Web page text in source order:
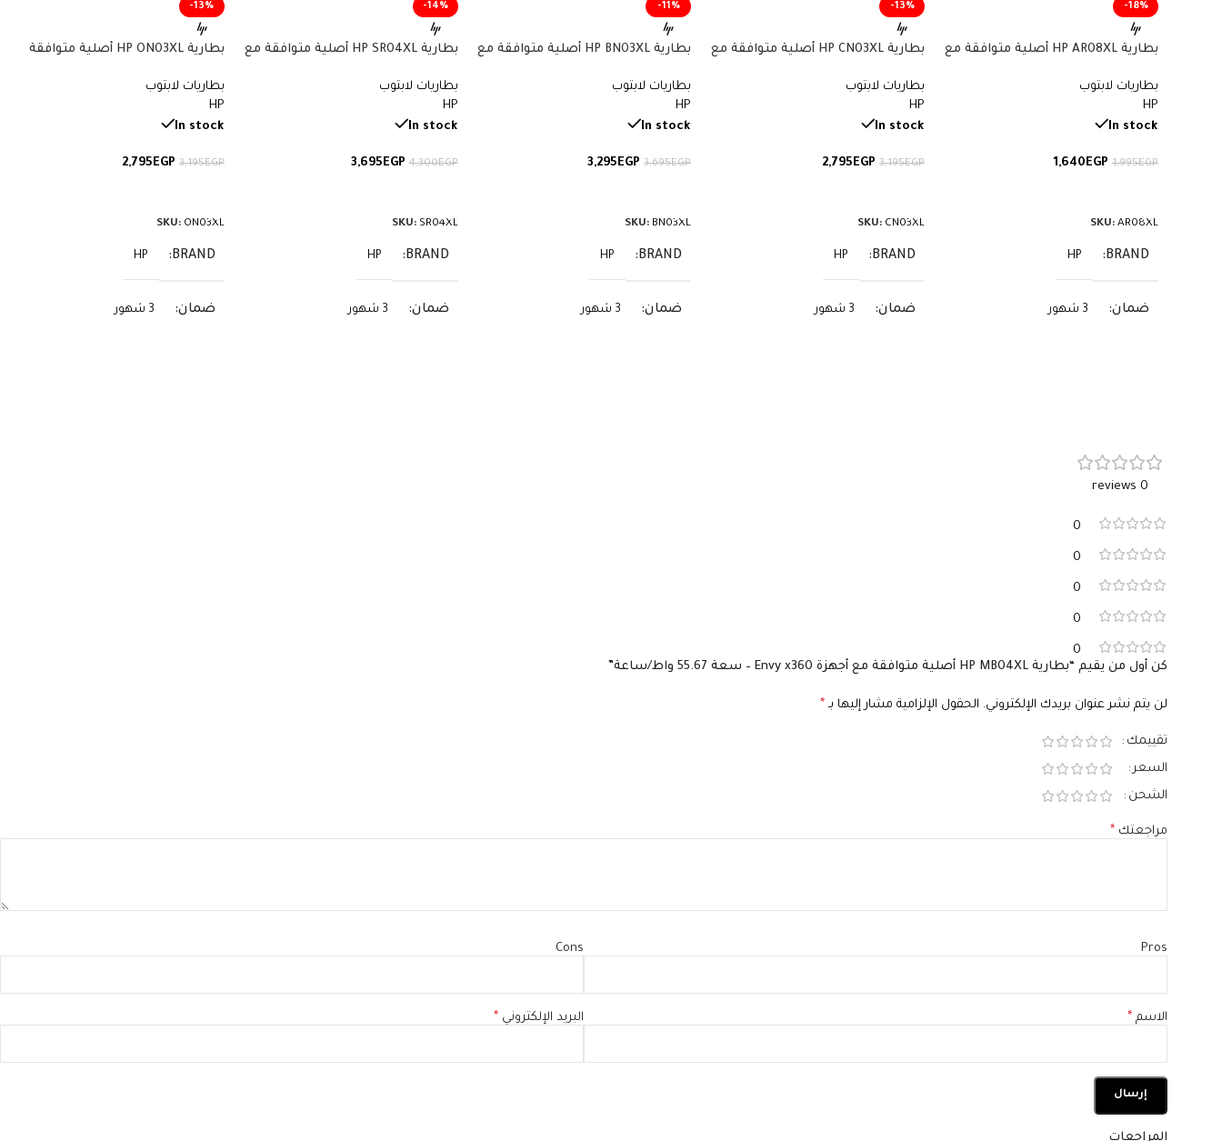
-18%
بطارية HP AR08XL أصلية متوافقة مع
بطاريات لابتوب
HP
In stock
1,995EGP
1,640EGP
SKU: AR08XL
BRAND
HP
ضمان 3 شهور
-13%
بطارية HP CN03XL أصلية متوافقة مع
57.9 واط/ساعة
بطاريات لابتوب
HP
In stock
3,195EGP
2,795EGP
SKU: CN03XL
BRAND
HP
ضمان 3 شهور
-11%
بطارية HP BN03XL أصلية متوافقة مع
ساعة
بطاريات لابتوب
HP
In stock
3,695EGP
3,295EGP
SKU: BN03XL
BRAND
HP
ضمان 3 شهور
-14%
بطارية HP SR04XL أصلية متوافقة مع
70.07 واط/ساعة
بطاريات لابتوب
HP
In stock
4,300EGP
3,695EGP
SKU: SR04XL
BRAND
HP
ضمان 3 شهور
-13%
بطارية HP ON03XL أصلية متوافقة
سعة 41.7 واط/ساعة
بطاريات لابتوب
HP
In stock
3,195EGP
2,795EGP
SKU: ON03XL
BRAND
HP
ضمان 3 شهور
0 reviews
0
0
0
0
0
المراجعات
كن أول من يقيم “بطارية HP MB04XL أصلية متوافقة مع أجهزة Envy x360 – سعة 55.67 واط/ساعة”
لن يتم نشر عنوان بريدك الإلكتروني. الحقول الإلزامية مشار إليها بـ *
تقييمك
السعر
الشحن
مراجعتك *
Pros
Cons
الاسم * البريد الإلكتروني *